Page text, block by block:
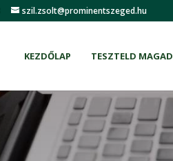
szil.zsolt@prominentszeged.hu
KEZDŐLAP TESZTELD MAGAD